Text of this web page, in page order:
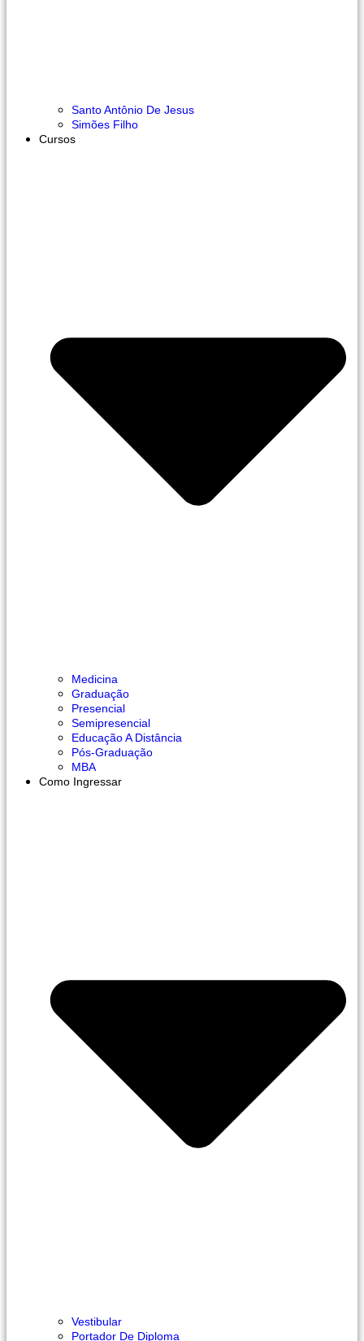
Santo Antônio De Jesus
Simões Filho
Cursos
Medicina
Graduação
Presencial
Semipresencial
Educação A Distância
Pós-Graduação
MBA
Como Ingressar
Vestibular
Portador De Diploma